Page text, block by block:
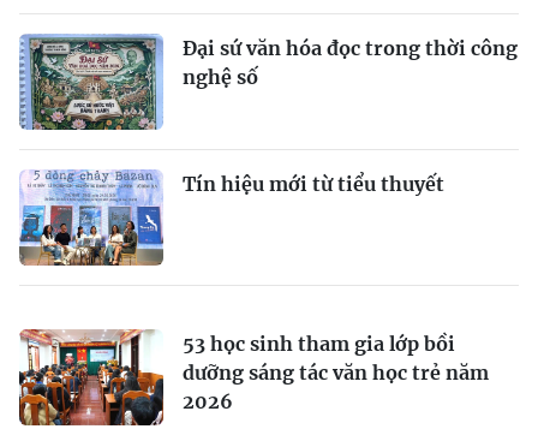
Đại sứ văn hóa đọc trong thời công
nghệ số
Tín hiệu mới từ tiểu thuyết
53 học sinh tham gia lớp bồi
dưỡng sáng tác văn học trẻ năm
2026